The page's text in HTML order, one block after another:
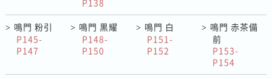
> 鳴門 粉引
P145-
P147
> 鳴門 黒耀
P148-
P150
> 鳴門 白
P151-
P152
> 鳴門 赤茶備
前
P153-
P154